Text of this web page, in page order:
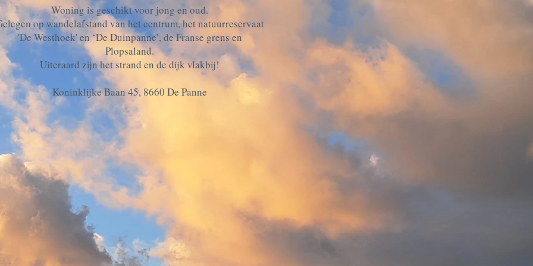
Woning is geschikt voor jong en oud.
op wandelafstand van het centrum, het natuurreservaat
'De Westhoek' en ‘De Duinpanne’, de Franse grens en
Plopsaland.
Uiteraard zijn het strand en de dijk vlakbij!
Koninklijke Baan 45, 8660 De Panne